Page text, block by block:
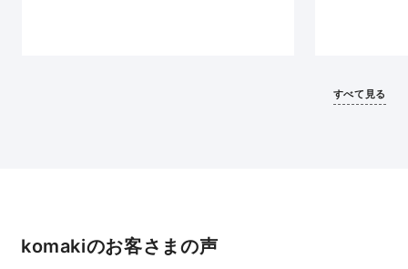
すべて見る
komakiのお客さまの声